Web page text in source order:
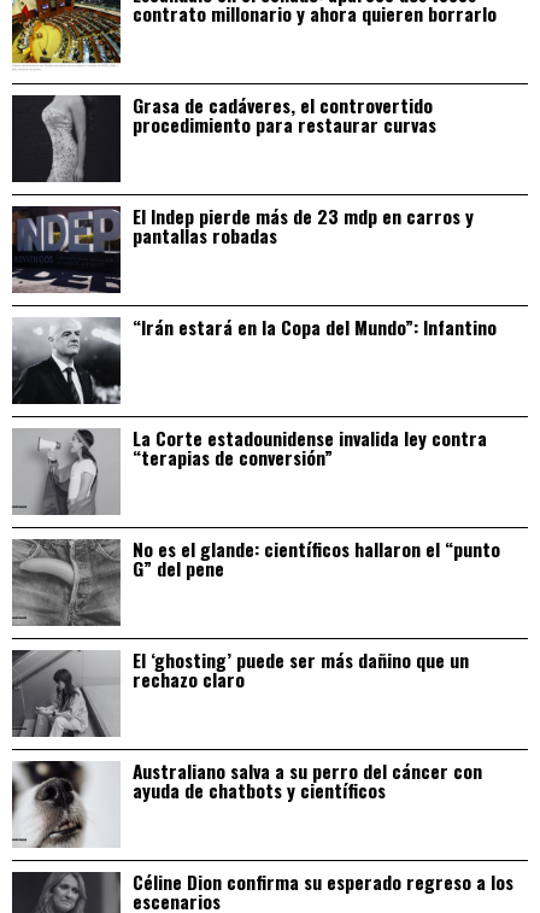
contrato millonario y ahora quieren borrarlo
Grasa de cadáveres, el controvertido
procedimiento para restaurar curvas
El Indep pierde más de 23 mdp en carros y
pantallas robadas
“Irán estará en la Copa del Mundo”: Infantino
La Corte estadounidense invalida ley contra
“terapias de conversión”
No es el glande: científicos hallaron el “punto
G” del pene
El ‘ghosting’ puede ser más dañino que un
rechazo claro
Australiano salva a su perro del cáncer con
ayuda de chatbots y científicos
Céline Dion confirma su esperado regreso a los
escenarios